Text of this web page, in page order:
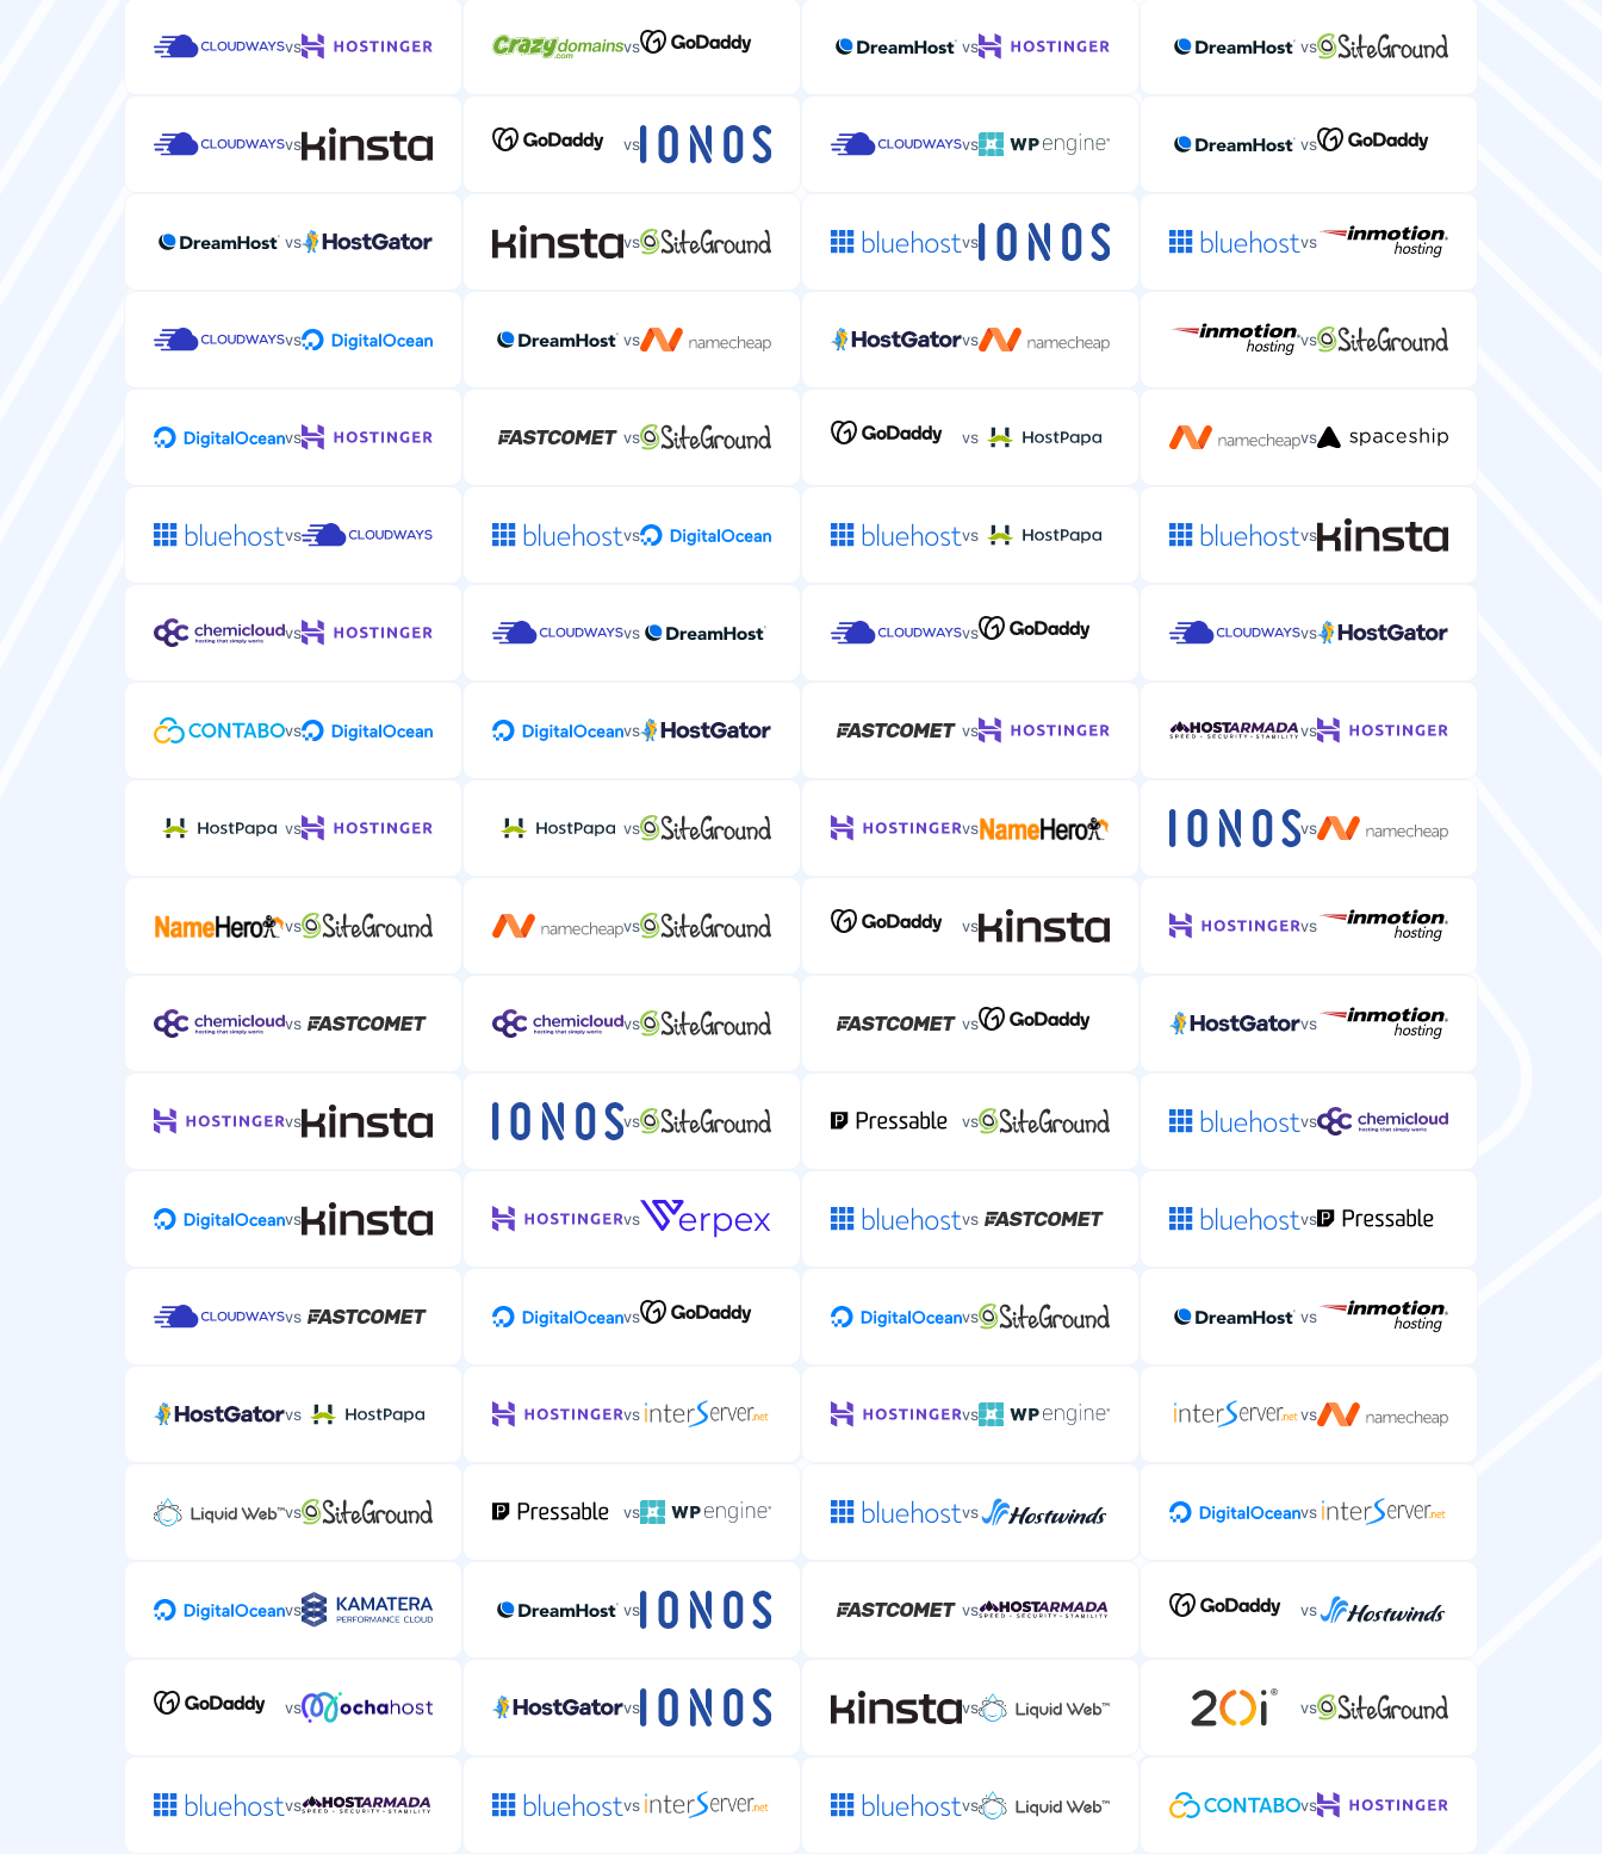
vs vs vs vs
vs vs vs vs
vs vs vs vs
vs vs vs vs
vs vs vs vs
vs vs vs vs
vs vs vs vs
vs vs vs vs
vs vs vs vs
vs vs vs vs
vs vs vs vs
vs vs vs vs
vs vs vs vs
vs vs vs vs
vs vs vs vs
vs vs vs vs
vs vs vs vs
vs vs vs vs
vs vs vs vs